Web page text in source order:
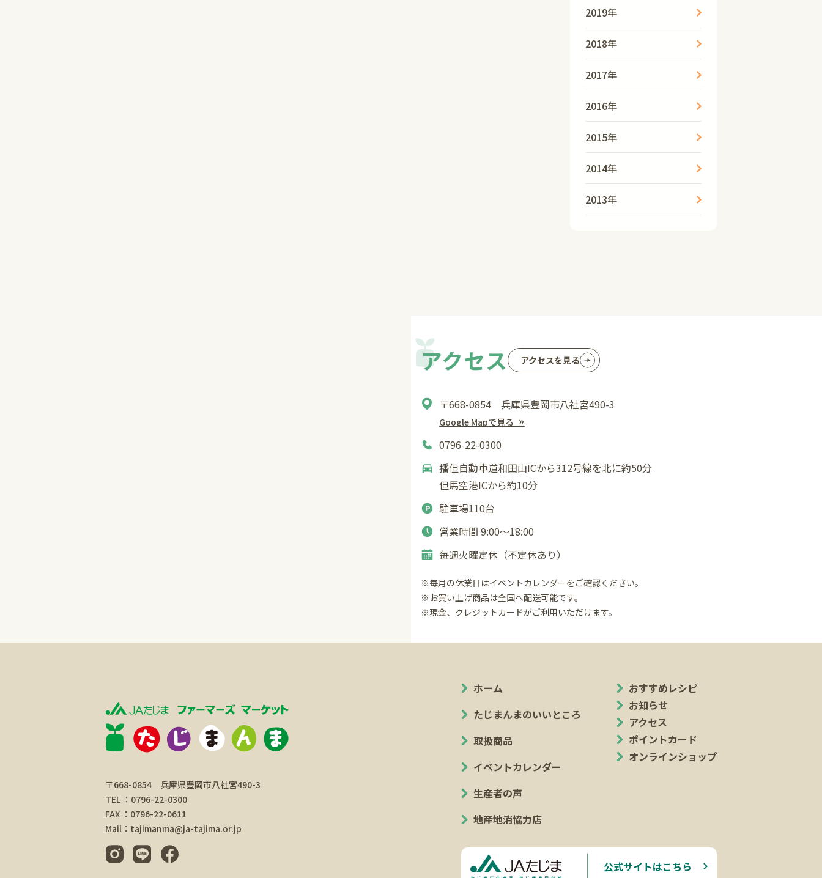
2019年
2018年
2017年
2016年
2015年
2014年
2013年
アクセス アクセスを見る
〒668-0854 兵庫県豊岡市八社宮490-3
Google Mapで見る
0796-22-0300
播但自動車道和田山ICから312号線を北に約50分
但馬空港ICから約10分
駐車場110台
営業時間 9:00〜18:00
毎週火曜定休（不定休あり）
※毎月の休業日はイベントカレンダーをご確認ください。
※お買い上げ商品は全国へ配送可能です。
※現金、クレジットカードがご利用いただけます。
〒668-0854 兵庫県豊岡市八社宮490-3
TEL ：0796-22-0300
FAX ：0796-22-0611
Mail：tajimanma@ja-tajima.or.jp
ホーム
たじまんまのいいところ
取扱商品
イベントカレンダー
生産者の声
地産地消協力店
おすすめレシピ
お知らせ
アクセス
ポイントカード
オンラインショップ
公式サイトはこちら